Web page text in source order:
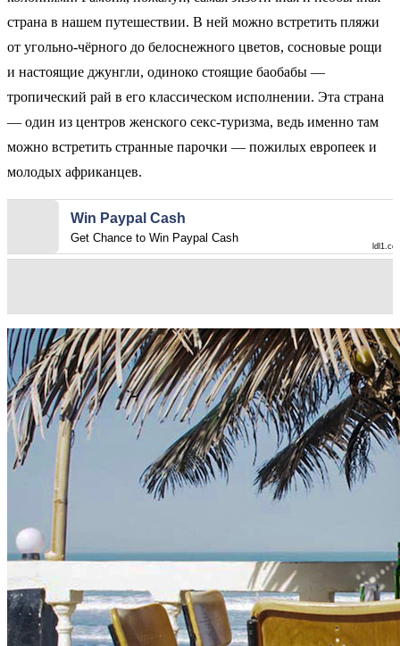
страна в нашем путешествии. В ней можно встретить пляжи
от угольно-чёрного до белоснежного цветов, сосновые рощи
и настоящие джунгли, одиноко стоящие баобабы —
тропический рай в его классическом исполнении. Эта страна
— один из центров женского секс-туризма, ведь именно там
можно встретить странные парочки — пожилых европеек и
молодых африканцев.
Win Paypal Cash
Get Chance to Win Paypal Cash